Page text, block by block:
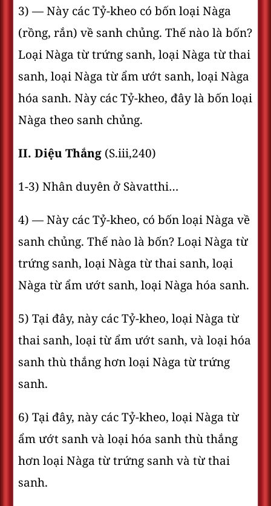
3) — Này các Tỷ-kheo có bốn loại Nàga
(rồng, rắn) về sanh chủng. Thế nào là bốn?
Loại Nàga từ trứng sanh, loại Nàga từ thai
sanh, loại Nàga từ ẩm ướt sanh, loại Nàga
hóa sanh. Này các Tỷ-kheo, đây là bốn loại
Nàga theo sanh chủng.
II. Diệu Thắng (S.iii,240)
1-3) Nhân duyên ở Sàvatthi…
4) — Này các Tỷ-kheo, có bốn loại Nàga về
sanh chủng. Thế nào là bốn? Loại Nàga từ
trứng sanh, loại Nàga từ thai sanh, loại
Nàga từ ẩm ướt sanh, loại Nàga hóa sanh.
5) Tại đây, này các Tỷ-kheo, loại Nàga từ
thai sanh, loại từ ẩm ướt sanh, và loại hóa
sanh thù thắng hơn loại Nàga từ trứng
sanh.
6) Tại đây, này các Tỷ-kheo, loại Nàga từ
ẩm ướt sanh và loại hóa sanh thù thắng
hơn loại Nàga từ trứng sanh và từ thai
sanh.